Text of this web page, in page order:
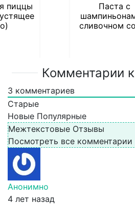
пиццы
Паста с
сливочном
Комментарии
3 комментариев
Старые
Новые Популярные
Межтекстовые Отзывы
Посмотреть все комментарии
Анонимно
4 лет назад